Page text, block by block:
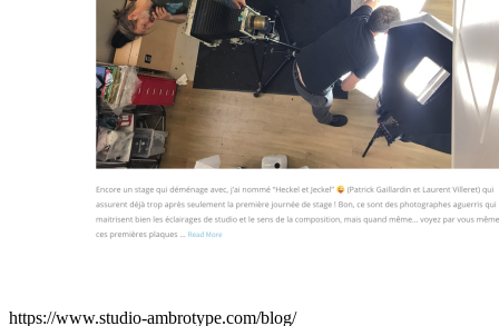
https://www.studio-ambrotype.com/blog/